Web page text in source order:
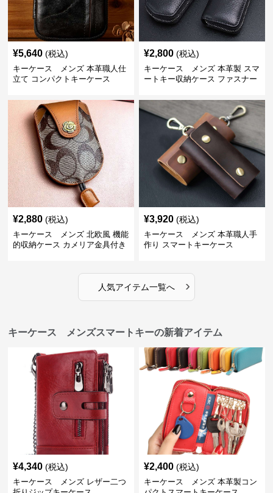
¥5,640 (税込)
キーケース メンズ 本革職人仕
立て コンパクトキーケース
¥2,800 (税込)
キーケース メンズ 本革製 スマ
ートキー収納ケース ファスナー
¥2,880 (税込)
キーケース メンズ 北欧風 機能
的収納ケース カメリア金具付き
¥3,920 (税込)
キーケース メンズ 本革職人手
作り スマートキーケース
人気アイテム一覧へ ›
キーケース メンズスマートキーの新着アイテム
¥4,340 (税込)
キーケース メンズ レザー二つ
¥2,400 (税込)
キーケース メンズ 本革製コン